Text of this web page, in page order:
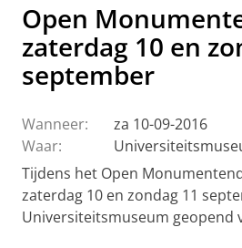
Open
zaterdag 10 en
september
Wanneer:
za 10-09-2016
Waar:
Tijdens het Open
zaterdag 10 en zondag 11
Universiteitsmuseum geopend